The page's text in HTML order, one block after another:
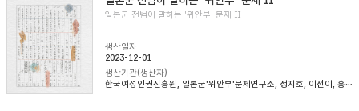
일본군 전범이 말하는 '위안부' 문제 Ⅱ
생산일자
2023-12-01
생산기관(생산자)
한국여성인권진흥원, 일본군'위안부'문제연구소, 정지호, 이선이, 홍영미, 김승래